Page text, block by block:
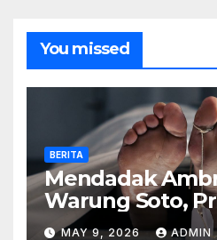
You missed
BERITA
Mendadak
Warung Soto,
Meninggal
MAY 9, 2026 ADMIN